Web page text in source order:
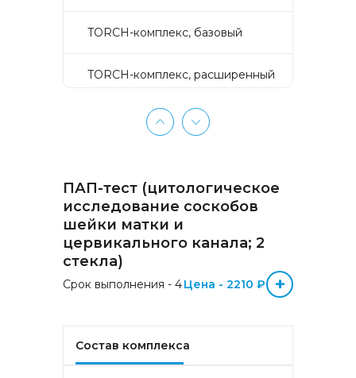
TORCH-комплекс, базовый
TORCH-комплекс, расширенный
TORCH-комплекс, скрининг
Аллергокомплекс «Пищевая
аллергия» IgE (ImmunoCAP)
(Яичный белок f1, Молоко f2,
Треска f3, Пшеница f4, Арахис
f13, Соя f14, Фундук f17,
Креветка f24, Персик f95)
Букоцветные деревья» IgE
ПАП-тест (цитологическое
исследование соскобов
шейки матки и
цервикального канала; 2
стекла)
Срок выполнения - 4Цена - 2210 ₽ +
Состав комплекса